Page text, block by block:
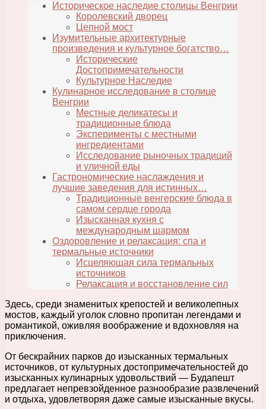
Историческое наследие столицы Венгрии
Королевский дворец
Цепной мост
Изумительные архитектурные
произведения и культурное богатство…
Исторические
Достопримечательности
Культурное Наследие
Кулинарное исследование в столице
Венгрии
Местные деликатесы и
традиционные блюда
Эксперименты с местными
ингредиентами
Исследование рыночных традиций
и уличной еды
Гастрономические наслаждения и
лучшие заведения для истинных…
Традиционные венгерские блюда в
самом сердце города
Изысканная кухня с
международным шармом
Оздоровление и релаксация: спа и
термальные источники
Исцеляющая сила термальных
источников
Релаксация и восстановление сил
Здесь, среди знаменитых крепостей и великолепных
мостов, каждый уголок словно пропитан легендами и
романтикой, оживляя воображение и вдохновляя на
приключения.
От бескрайних парков до изысканных термальных
источников, от культурных достопримечательностей до
изысканных кулинарных удовольствий — Будапешт
предлагает непревзойденное разнообразие развлечений
и отдыха, удовлетворяя даже самые изысканные вкусы.